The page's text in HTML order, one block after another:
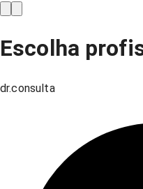
Escolha
dr.consulta